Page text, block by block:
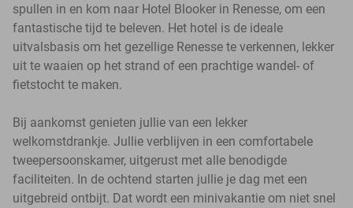
spullen in en kom naar Hotel Blooker in Renesse, om een
fantastische tijd te beleven. Het hotel is de ideale
uitvalsbasis om het gezellige Renesse te verkennen, lekker
uit te waaien op het strand of een prachtige wandel- of
fietstocht te maken.
Bij aankomst genieten jullie van een lekker
welkomstdrankje. Jullie verblijven in een comfortabele
tweepersoonskamer, uitgerust met alle benodigde
faciliteiten. In de ochtend starten jullie je dag met een
uitgebreid ontbijt. Dat wordt een minivakantie om niet snel